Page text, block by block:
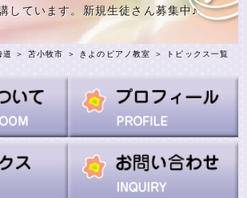
しています。新規生徒さん募集中♪
道 ＞ 苫小牧市 ＞ きよのピアノ教室 ＞
トピックス一覧